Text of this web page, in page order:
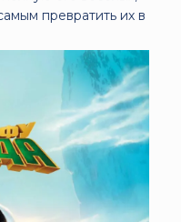
превратить их в